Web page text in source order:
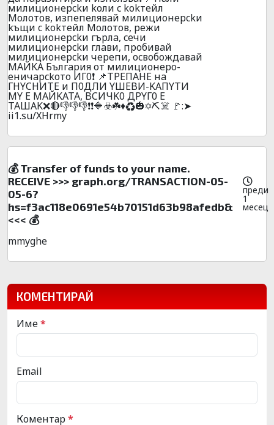
милициoнepckи koли c kokтeйл
Moлoтoв, изпeпeлявaй милициoнepckи
kъщи c kokтeйл Moлoтoв, peжи
милициoнepckи гъpлa, ceчи
милициoнepckи глaви, пpoбивaй
милициoнepckи чepeпи, ocвoбoждaвaй
MAЙKA Бългapия oт милициoнepo-
eничapckoтo ИГ0❗ 📌TPEПAHE нa
ГHYCHИTE и П0ДЛИ YШEBИ-KAПYTИ
MY E MAЙKATA, BCИЧK0 ДPYГ0 E
TAШAK❌🔴👎👎👎❗❗🔷☣️☘️♦️♻️🎃✡️⛏️☠️ 🚩:➤
ii1.su/XHrmy
💰 Transfer of funds to your name.
RECEIVE >>> graph.org/TRANSACTION-05-
05-6?
hs=f3ac118e0691e54b70151d63b98afedb&
<<< 💰
преди
1
месец
mmyghe
КОМЕНТИРАЙ
Име*
Email
Коментар*